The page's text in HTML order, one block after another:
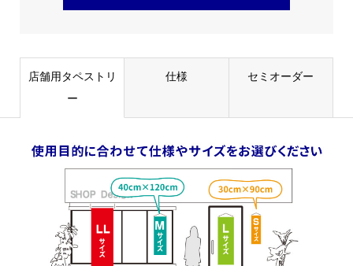
店舗用タペストリ
ー
仕様 セミオーダー